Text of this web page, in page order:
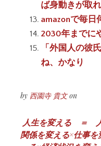
ば身動きが取れ
amazonで毎日
2030年までに
「外国人の彼
ね、かなり
by 西園寺 貴文on
投
稿
人生を変える ＝
関係を変える×仕事を